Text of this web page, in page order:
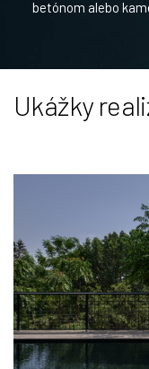
betónom alebo
Ukážky